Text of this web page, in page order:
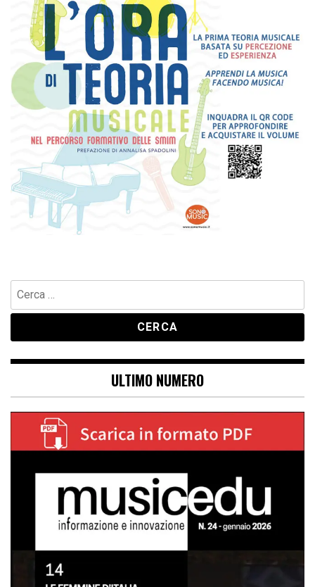
Ricerca
per:
ULTIMO NUMERO